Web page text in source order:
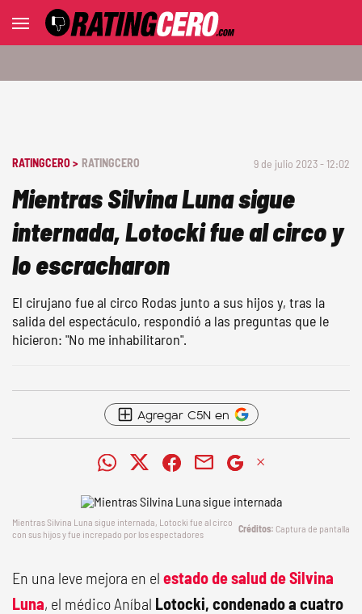
RATINGCERO > RATINGCERO 9 de julio 2023 - 12:02
Mientras Silvina Luna sigue
internada, Lotocki fue al circo y
lo escracharon
El cirujano fue al circo Rodas junto a sus hijos y, tras la
salida del espectáculo, respondió a las preguntas que le
hicieron: "No me inhabilitaron".
Agregar C5N en
Mientras Silvina Luna sigue internada, Lotocki fue al circo
con sus hijos y fue increpado por los espectadores
Captura de pantalla
En una leve mejora en el estado de salud de Silvina
Luna, el médico Aníbal Lotocki, condenado a cuatro